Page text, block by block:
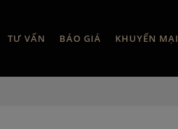
TƯ VẤN BÁO GIÁ KHUYẾN MẠI